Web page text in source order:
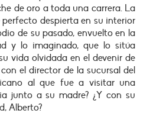
de oro a toda una carrera. La
perfecto despierta en su interior
de su pasado, envuelto en la
y lo imaginado, que lo sitúa
vida olvidada en el devenir de
el director de la sucursal del
al que fue a visitar una
junto a su madre? ¿Y con su
Alberto?